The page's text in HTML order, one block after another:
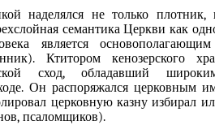
наделялся не только
семантика Церкви как
является
Ктитором кенозерского
сход, обладавший
Он распоряжался церковным
церковную казну избирал
псаломщиков).